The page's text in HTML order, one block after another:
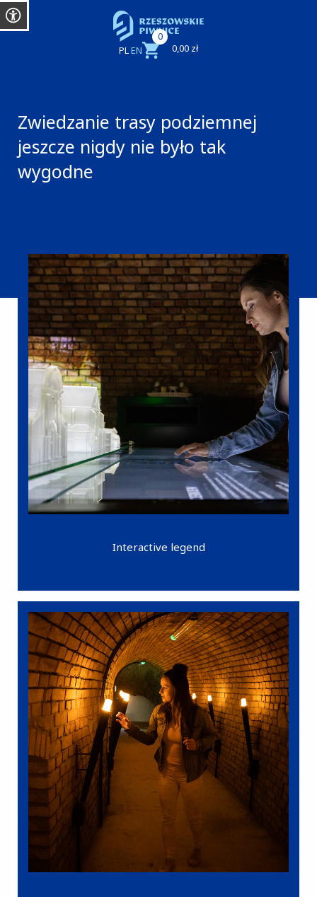
PLEN
0
0,00 zł
Zwiedzanie trasy podziemnej
jeszcze nigdy nie było tak
wygodne
Interactive legend